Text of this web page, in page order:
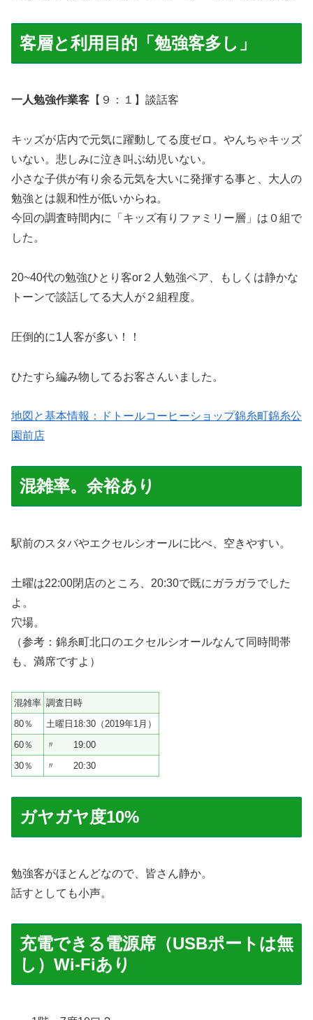
客層と利用目的「勉強客多し」
一人勉強作業客 【９：１】談話客
キッズが店内で元気に躍動してる度ゼロ。 やんちゃキッズ
いない。悲しみに泣き叫ぶ幼児いない。
小さな子供が有り余る元気を大いに発揮する事と、大人の
勉強とは親和性が低いからね。
今回の調査時間内に「キッズ有りファミリー層」は０組で
した。
20~40代の勉強ひとり客or２人勉強ペア、もしくは静かな
トーンで談話してる大人が２組程度。
圧倒的に1人客が多い！！
ひたすら編み物してるお客さんいました。
地図と基本情報：ドトールコーヒーショップ錦糸町錦糸公
園前店
混雑率。余裕あり
駅前のスタバやエクセルシオールに比べ、空きやすい。
土曜は22:00閉店のところ、20:30で既にガラガラでした
よ。
穴場。
（参考：錦糸町北口のエクセルシオールなんて同時間帯
も、満席ですよ）
混雑率 調査日時
80％
土曜日18:30（2019年1月）
60％
〃 19:00
30％
〃 20:30
ガヤガヤ度10%
勉強客がほとんどなので、皆さん静か。
話すとしても小声。
充電できる電源席（USBポートは無
し）Wi-Fiあり